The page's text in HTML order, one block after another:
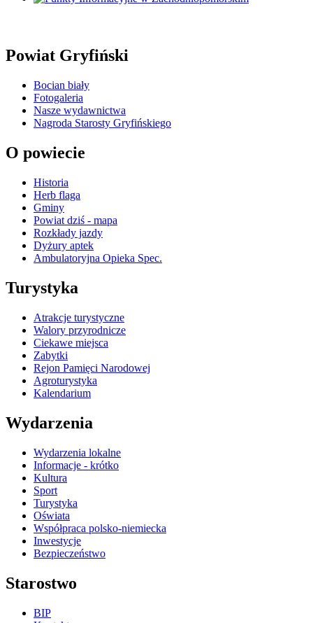
Powiat Gryfiński
Bocian biały
Fotogaleria
Nasze wydawnictwa
Nagroda Starosty Gryfińskiego
O powiecie
Historia
Herb flaga
Gminy
Powiat dziś - mapa
Rozkłady jazdy
Dyżury aptek
Ambulatoryjna Opieka Spec.
Turystyka
Atrakcje turystyczne
Walory przyrodnicze
Ciekawe miejsca
Zabytki
Rejon Pamięci Narodowej
Agroturystyka
Kalendarium
Wydarzenia
Wydarzenia lokalne
Informacje - krótko
Kultura
Sport
Turystyka
Oświata
Współpraca polsko-niemiecka
Inwestycje
Bezpieczeństwo
Starostwo
BIP